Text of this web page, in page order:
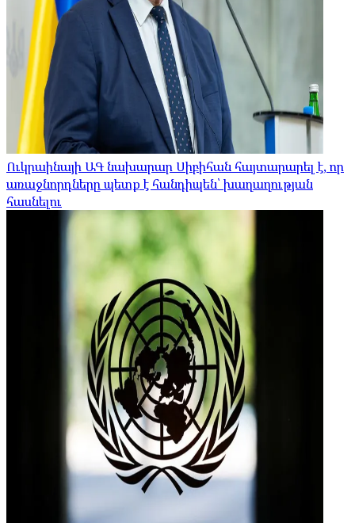
Ուկրաինայի ԱԳ նախարար Սիբիհան հայտարարել է, որ
առաջնորդները պետք է հանդիպեն՝ խաղաղության
հասնելու